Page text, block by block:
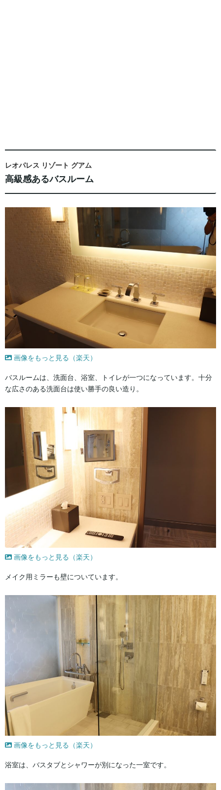
レオパレス リゾート グアム
高級感あるバスルーム
画像をもっと見る（楽天）
バスルームは、洗面台、浴室、トイレが一つになっています。十分
な広さのある洗面台は使い勝手の良い造り。
画像をもっと見る（楽天）
メイク用ミラーも壁についています。
画像をもっと見る（楽天）
浴室は、バスタブとシャワーが別になった一室です。